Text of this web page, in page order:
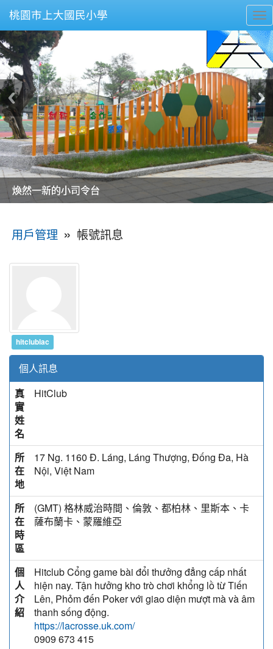
桃園市上大國民小學
美麗的操場是我們活力的來源
美麗的操場是我們活力的來源
煥然一新的小司令台
煥然一新的小司令台
富含桃園埤塘田園風光意象的中廊
富含桃園埤塘田園風光意象的中廊
嶄新的中庭廣場
嶄新的中庭廣場
水生池生生不息
水生池生生不息
用戶管理 » 帳號訊息
hitclublac
個人訊息
真
實
姓
名
HitClub
所
在
地
17 Ng. 1160 Đ. Láng, Láng Thượng, Đống Đa, Hà
Nội, Việt Nam
所
在
時
區
(GMT) 格林威治時間、倫敦、都柏林、里斯本、卡
薩布蘭卡、蒙羅維亞
個
人
介
紹
Hitclub Cổng game bài đổi thưởng đẳng cấp nhất
hiện nay. Tận hưởng kho trò chơi khổng lồ từ Tiến
Lên, Phỏm đến Poker với giao diện mượt mà và âm
thanh sống động.
https://lacrosse.uk.com/
0909 673 415